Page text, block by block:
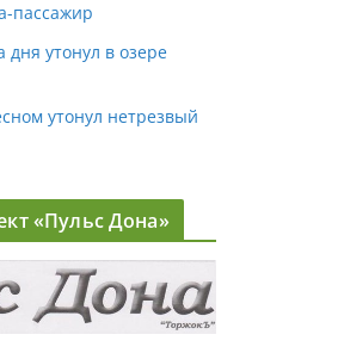
пассажир
дня утонул в озере
утонул нетрезвый
«Пульс Дона»